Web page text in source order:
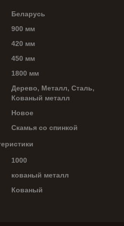
Беларусь
900 мм
420 мм
450 мм
1800 мм
Дерево, Металл, Сталь,
Кованый металл
Новое
Скамья со спинкой
1000
кованый металл
Кованый